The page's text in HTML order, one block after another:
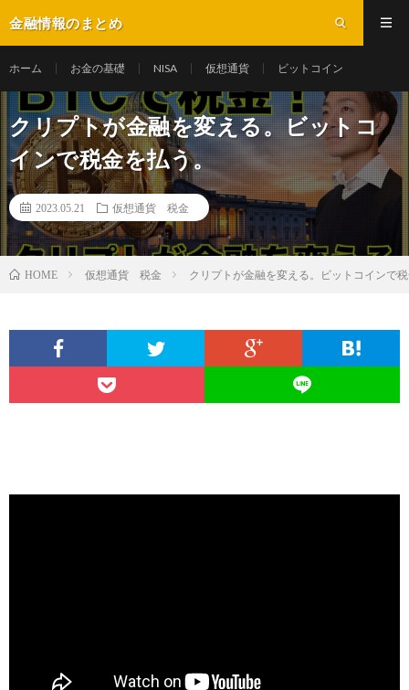
金融情報のまとめ
ホーム お金の基礎 NISA 仮想通貨 ビットコイン
クリプトが金融を変える。ビットコ
インで税金を払う。
2023.05.21 仮想通貨 税金
HOME 仮想通貨 税金 クリプトが金融を変える。ビットコインで